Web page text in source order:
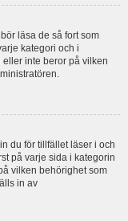
läsa de så fort som
kategori och i
inte beror på vilken
du för tillfället läser i och
på varje sida i kategorin
vilken behörighet som
in av